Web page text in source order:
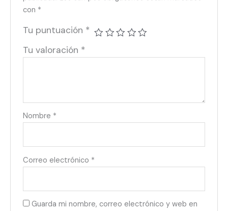
con *
Tu puntuación *
Tu valoración *
Nombre *
Correo electrónico *
Guarda mi nombre, correo electrónico y web en